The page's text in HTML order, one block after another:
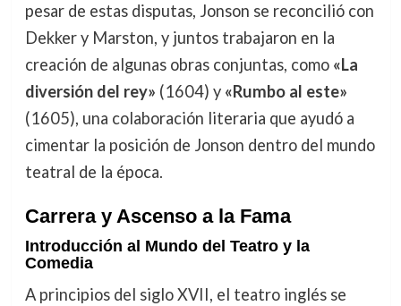
pesar de estas disputas, Jonson se reconcilió con
Dekker y Marston, y juntos trabajaron en la
creación de algunas obras conjuntas, como «La
diversión del rey» (1604) y «Rumbo al este»
(1605), una colaboración literaria que ayudó a
cimentar la posición de Jonson dentro del mundo
teatral de la época.
Carrera y Ascenso a la Fama
Introducción al Mundo del Teatro y la
Comedia
A principios del siglo XVII, el teatro inglés se